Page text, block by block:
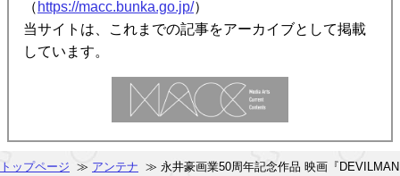
（ https://macc.bunka.go.jp/）
当サイトは、これまでの記事をアーカイブとして掲載
しています。
トップページ ≫ アンテナ ≫ 永井豪画業50周年記念作品 映画『DEVILMAN